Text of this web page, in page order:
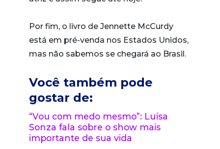
Por fim, o livro de Jennette McCurdy
está em pré-venda nos Estados Unidos,
mas não sabemos se chegará ao Brasil.
Você também pode
gostar de:
“Vou com medo mesmo”: Luísa
Sonza fala sobre o show mais
importante de sua vida